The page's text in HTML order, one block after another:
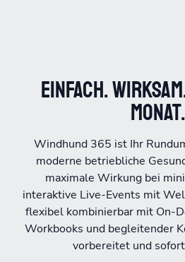
Einfach.
Monat.
Windhund 365 ist Ihr
moderne betriebliche
maximale Wirkung bei
interaktive Live-Events mit
flexibel kombinierbar mit On-
Workbooks und begleitender
vorbereitet und